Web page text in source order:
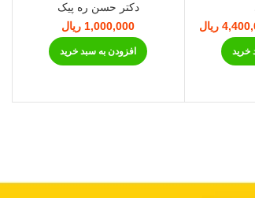
اصلی:
بود.
ریال
قیمت فعلی:
خرید
دکتر حسن ره پیک
1,000,000 ریال
افزودن به سبد خرید